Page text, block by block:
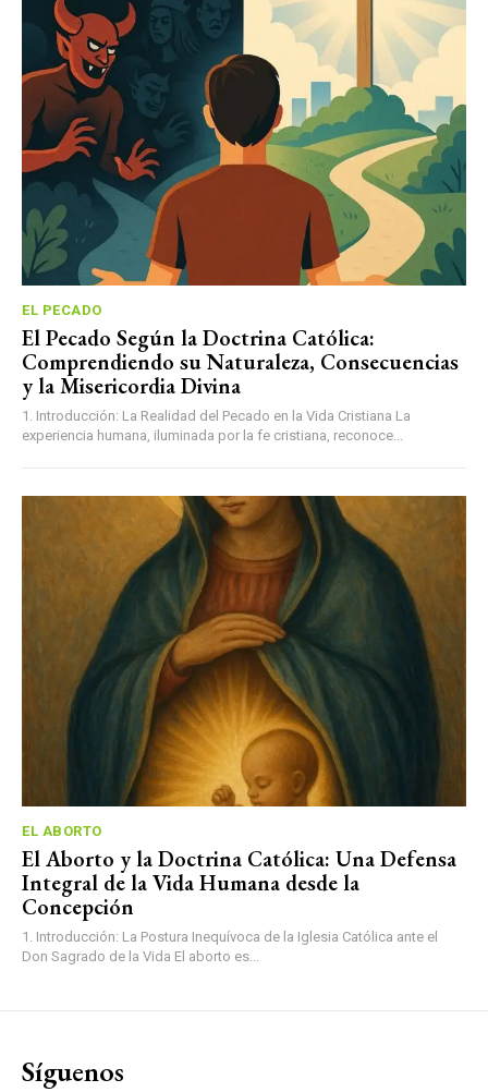
EL PECADO
El Pecado Según la Doctrina Católica:
Comprendiendo su Naturaleza, Consecuencias
y la Misericordia Divina
1. Introducción: La Realidad del Pecado en la Vida Cristiana La
experiencia humana, iluminada por la fe cristiana, reconoce...
EL ABORTO
El Aborto y la Doctrina Católica: Una Defensa
Integral de la Vida Humana desde la
Concepción
1. Introducción: La Postura Inequívoca de la Iglesia Católica ante el
Don Sagrado de la Vida El aborto es...
Síguenos